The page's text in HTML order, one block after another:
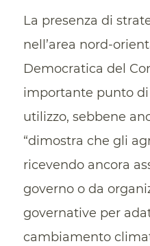
La presenza di
nell’area nord-
Democratica del
importante punto di
utilizzo, sebbene
“dimostra che gli
ricevendo ancora
governo o da
governative per
cambiamento